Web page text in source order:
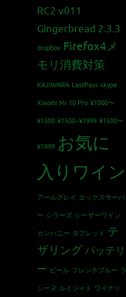
RC2 v011
Gingerbread 2.3.3
dropbox Firefox4メ
モリ消費対策
KAJIWARA LastPass skype
Xiaomi Mi 10 Pro ¥1000〜
¥1500 ¥1500~¥1999 ¥1500〜
¥1999 お気に
入りワイン
アールグレイ エックスサーバ
ー シラーズ シーザーワイン
カンパニー タブレット
テ
ザリングバッテリ
ー ビール フレンチブルー ラ
シーヌ ルイジャド ワイナリ